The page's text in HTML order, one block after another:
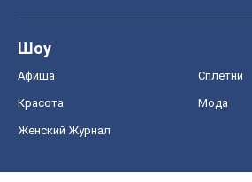
Шоу
Афиша Сплетни
Красота Мода
Женский Журнал